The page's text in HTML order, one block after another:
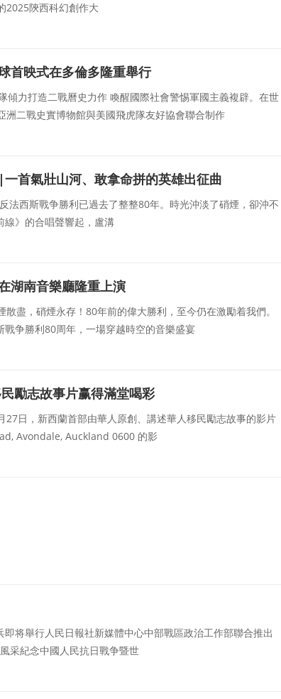
2025陝西科幻創作大
首映式在多倫多隆重舉行
傾力打造二戰曆史力作 喚醒國際社會警惕軍國主義複辟。在世
二戰史實博物館與美國飛虎隊友好協會聯合制作
首氣壯山河、敢拿命拼的英雄出征曲
法西斯戰争勝利已過去了整整80年。時光沖淡了硝煙，卻沖不
》的合唱聲響起，盧溝
湖南音樂廳隆重上演
盡，硝煙永存！80年前的偉大勝利，至今仍在激勵着我們。
争勝利80周年，一場穿越時空的音樂盛宴
勵志故事片赢得滿堂喝彩
日，新西蘭首部由華人原創、講述華人移民勵志故事的影片
Avondale, Auckland 0600 的影
将舉行人民日報社新媒體中心中部戰區政治工作部聯合推出
采紀念中國人民抗日戰争暨世